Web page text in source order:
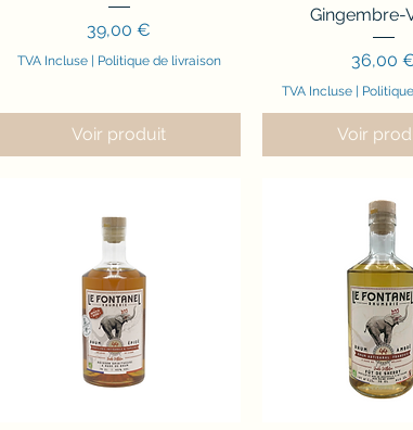
Prix
39,00 €
TVA Incluse| Politique de livraison
Voir produit
Gingembre-
Prix
36,00
TVA Incluse
Voir